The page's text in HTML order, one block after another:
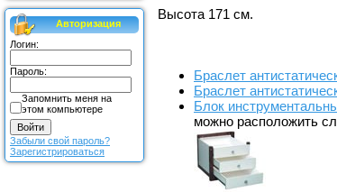
Авторизация
Логин:
Пароль:
Запомнить меня на
этом компьютере
Забыли свой пароль?
Зарегистрироваться
Высота 171 см.
Браслет
Браслет
Блок
можно расположить